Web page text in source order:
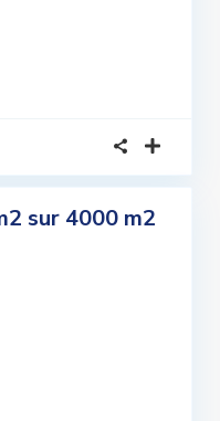
sur 4000 m2